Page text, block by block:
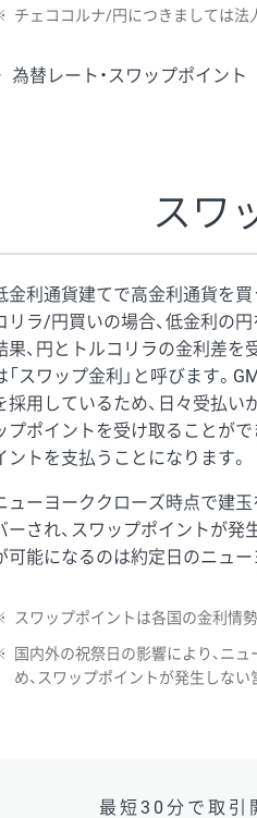
チェココルナ/円につきましては法
為替レート・スワップポイント
スワ
金利通貨建てで高金利通貨を買
リラ/円買いの場合、低金利の
果、円とトルコリラの金利差を
「スワップ金利」と呼びます。
採用しているため、日々受払い
プポイントを受け取ることがで
ントを支払うことになります。
ューヨーククローズ時点で建
ーされ、スワップポイントが発
可能になるのは約定日のニュ
スワップポイントは各国の金利情
国内外の祝祭日の影響により、ニ
め、スワップポイントが発生しない
最短30分で取引